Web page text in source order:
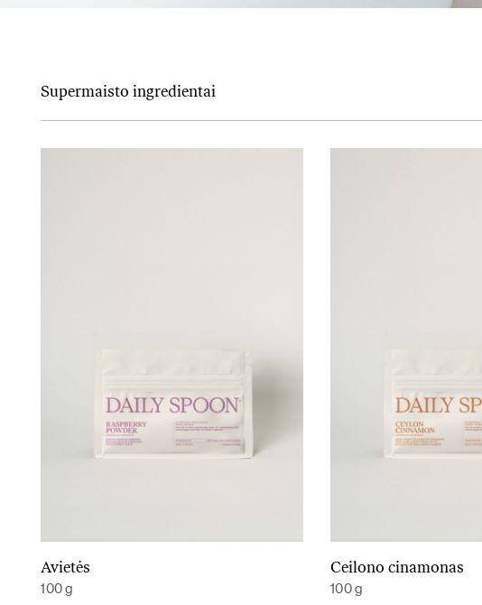
Supermaisto ingredientai
Avietės
100 g
Į krepšelį
Ceilono cinamonas
100 g